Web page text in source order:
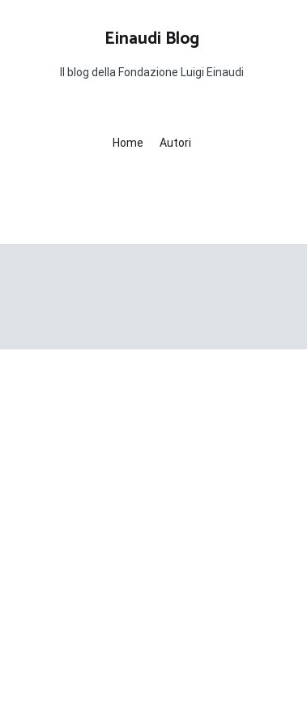
Einaudi Blog
Il blog della Fondazione Luigi Einaudi
Home Autori